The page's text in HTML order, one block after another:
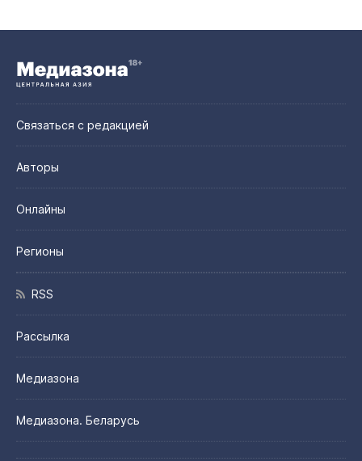
Связаться с редакцией
Авторы
Онлайны
Регионы
RSS
Рассылка
Медиазона
Медиазона. Беларусь